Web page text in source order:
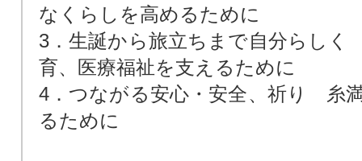
なくらしを高めるために
3．生誕から旅立ちまで自分らし
育、医療福祉を支えるために
4．つながる安心・安全、祈り 糸
るために